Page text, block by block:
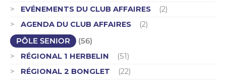
EVÉNEMENTS DU CLUB AFFAIRES
(2)
AGENDA DU CLUB AFFAIRES
(2)
PÔLE SENIOR
(56)
RÉGIONAL 1 HERBELIN
(51)
RÉGIONAL 2 BONGLET
(22)